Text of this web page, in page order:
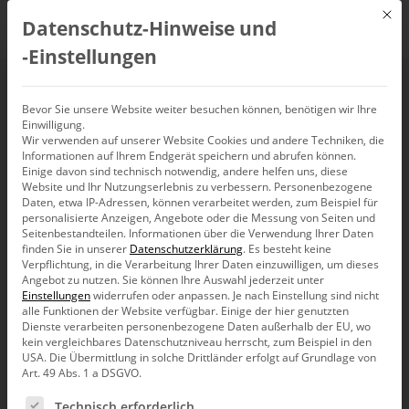
Formatierung
Know-how
Mit
Datenschutz-Hinweise und
‑Einstellungen
Bevor Sie unsere Website weiter besuchen können, benötigen wir Ihre
Einwilligung.
Wir verwenden auf unserer Website Cookies und andere Techniken, die
Informationen auf Ihrem Endgerät speichern und abrufen können.
Einige davon sind technisch notwendig, andere helfen uns, diese
Website und Ihr Nutzungserlebnis zu verbessern. Personenbezogene
Daten, etwa IP-Adressen, können verarbeitet werden, zum Beispiel für
personalisierte Anzeigen, Angebote oder die Messung von Seiten und
Seitenbestandteilen. Informationen über die Verwendung Ihrer Daten
finden Sie in unserer Datenschutzerklärung. Es besteht keine
Verpflichtung, in die Verarbeitung Ihrer Daten einzuwilligen, um dieses
Angebot zu nutzen.Sie können Ihre Auswahl jederzeit unter
Einstellungenwiderrufen oder anpassen. Je nach Einstellung sind nicht
alle Funktionen der Website verfügbar. Einige der hier genutzten
Dienste verarbeiten personenbezogene Daten außerhalb der EU, wo
kein vergleichbares Datenschutzniveau herrscht, zum Beispiel in den
USA. Die Übermittlung in solche Drittländer erfolgt auf Grundlage von
Art. 49 Abs. 1 a DSGVO.
Es folgt eine Liste der Service-Gruppen, für die eine